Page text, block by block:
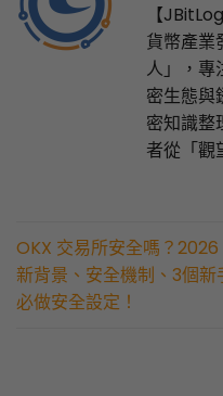
【
貨幣產業
人」，專
密生態與
密知識整
者從「觀
OKX 交易所安全嗎？2026
新背景、安全機制、3個新
必做安全設定！